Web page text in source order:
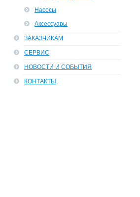
Насосы
Аксессуары
ЗАКАЗЧИКАМ
СЕРВИС
НОВОСТИ И СОБЫТИЯ
КОНТАКТЫ